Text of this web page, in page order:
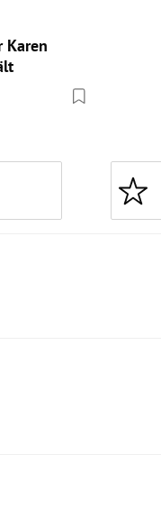
Karen